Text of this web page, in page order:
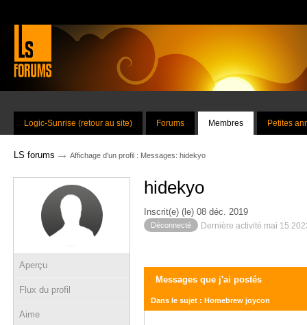
Logic-Sunrise (retour au site) Forums Membres Petites
LS forums → Affichage d'un profil : Messages: hidekyo
Aperçu
Flux du profil
Aime
hidekyo
Inscrit(e) (le) 08 déc. 2019
Déconnecté Dernière activité mai 15
Messages que j'ai postés
Dans le sujet : Homebrew joycon